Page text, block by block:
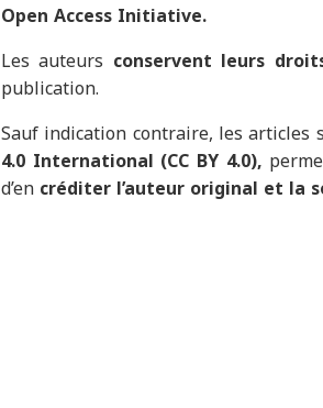
Open Access Initiative.
Les auteurs conservent leurs
publication.
Sauf indication contraire, les articles
4.0 International (CC BY 4.0),
d’encréditer l’auteur original et la